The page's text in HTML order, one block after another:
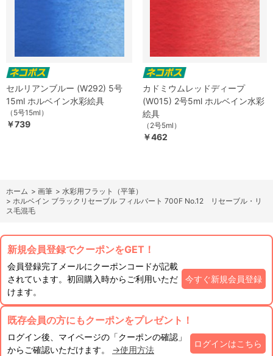
セルリアンブルー (W292) 5号
15ml ホルベイン水彩絵具
（5号15ml）
￥739
カドミウムレッドディープ
(W015) 2号5ml ホルベイン水彩
絵具
（2号5ml）
￥462
ホーム > 画筆 > 水彩用フラット（平筆）
> ホルベイン ブラックリセーブル フィルバート 700F No.12 リセーブル・リ
ス毛混毛
新規会員登録でクーポンをGET！
会員登録完了メールにクーポンコードが記載
されています。初回購入時からご利用いただ
けます。
今すぐ新規会員登録
既存会員の方にもクーポンをプレゼント！
ログイン後、マイページの「クーポンの確認」
からご確認いただけます。 →使用方法
ログインはこちら